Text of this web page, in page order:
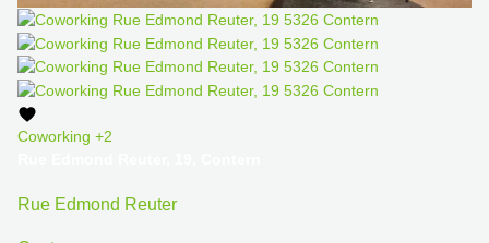
Bureaux
Luxembourg
Centres
sur-
Coworking +2
Rue Edmond Reuter